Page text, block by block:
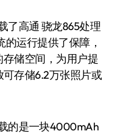
高通 骁龙865处理
的运行提供了保障，
储空间，为用户提
存储6.2万张照片或
的是一块4000mAh